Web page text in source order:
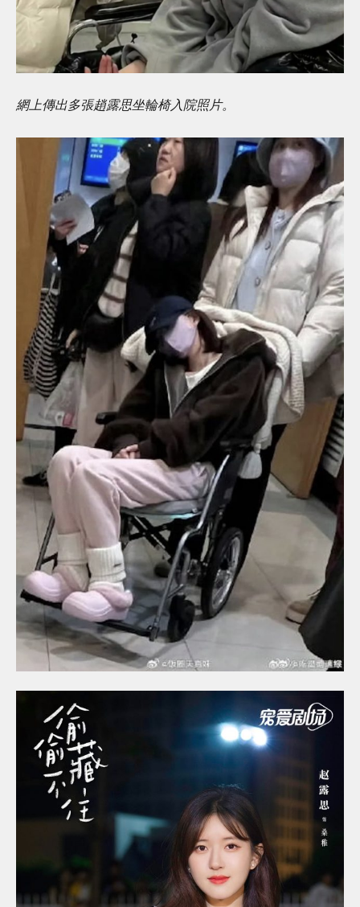
網上傳出多張趙露思坐輪椅入院照片。